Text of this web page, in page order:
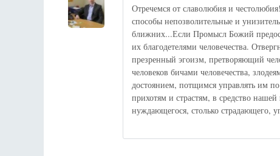
Отречемся от славолюбия и
способы непозволительные и
ближних...Если Промысл Божий
их благодетелями человечества.
презренный эгоизм, претворяющий
человеков бичами человечества,
достоянием, потщимся управлять им
прихотям и страстям, в средство
нуждающегося, столько страдающего,